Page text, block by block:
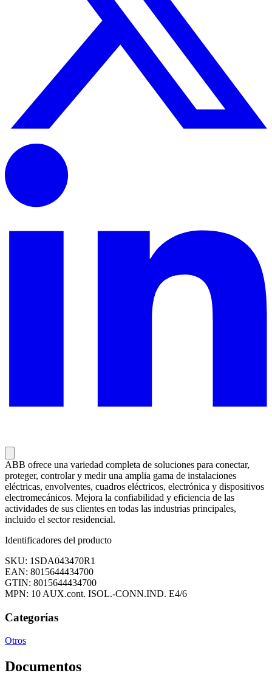
ABB ofrece una variedad completa de soluciones para conectar,
proteger, controlar y medir una amplia gama de instalaciones
eléctricas, envolventes, cuadros eléctricos, electrónica y dispositivos
electromecánicos. Mejora la confiabilidad y eficiencia de las
actividades de sus clientes en todas las industrias principales,
incluido el sector residencial.
Identificadores del producto
SKU: 1SDA043470R1
EAN: 8015644434700
GTIN: 8015644434700
MPN: 10 AUX.cont. ISOL.-CONN.IND. E4/6
Categorías
Otros
Documentos